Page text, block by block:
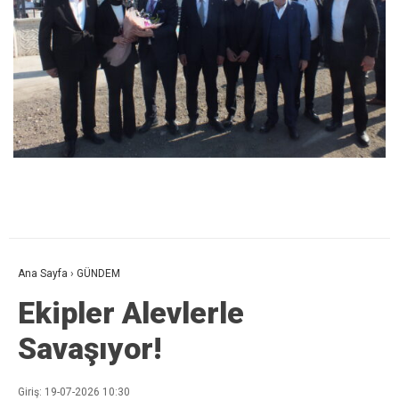
Ana Sayfa › GÜNDEM
Ekipler Alevlerle
Savaşıyor!
Giriş: 19-07-2026 10:30